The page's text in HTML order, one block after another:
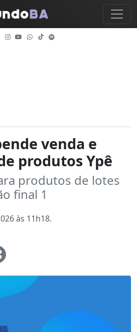
venda e
produtos Ypê
produtos de lotes
final 1
às 11h18.